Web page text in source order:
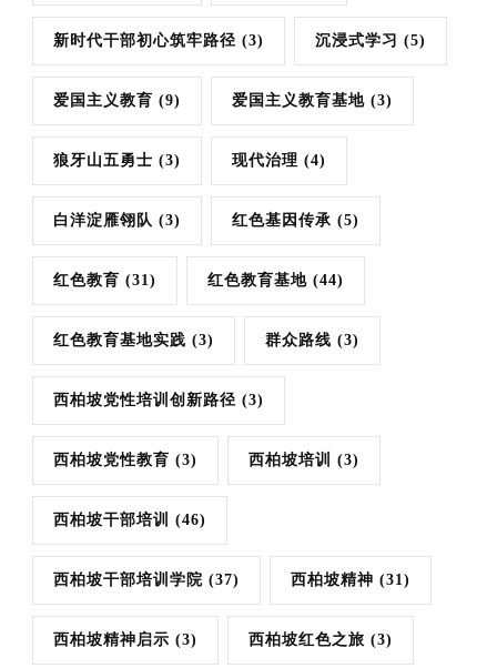
新时代干部初心筑牢路径 (3) 沉浸式学习 (5)
爱国主义教育 (9) 爱国主义教育基地 (3)
狼牙山五勇士 (3) 现代治理 (4)
白洋淀雁翎队 (3) 红色基因传承 (5)
红色教育 (31) 红色教育基地 (44)
红色教育基地实践 (3) 群众路线 (3)
西柏坡党性培训创新路径 (3)
西柏坡党性教育 (3) 西柏坡培训 (3)
西柏坡干部培训 (46)
西柏坡干部培训学院 (37) 西柏坡精神 (31)
西柏坡精神启示 (3) 西柏坡红色之旅 (3)